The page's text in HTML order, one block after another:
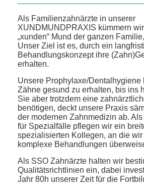
Als Familienzahnärzte in unserer
XUNDMUNDPRAXIS kümmern
„xunden“ Mund der ganzen
Unser Ziel ist es, durch ein
Behandlungskonzept ihre
erhalten.
Unsere Prophylaxe/Dentalhygiene
Zähne gesund zu erhalten, bis ins
Sie aber trotzdem eine
benötigen, deckt unsere Praxis
der modernen Zahnmedizin ab.
für Spezialfälle pflegen wir ein
spezialisierten Kollegen, an die wir
komplexe Behandlungen
Als SSO Zahnärzte halten wir
Qualitätsrichtlinien ein, dabei
Jahr 80h unserer Zeit für die